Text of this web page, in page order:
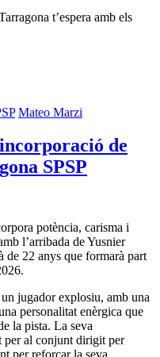
t’espera amb els
Mateo Marzi
de
SPSP
potència, carisma i
l’arribada de Yusnier
de 22 anys que formarà part
jugador explosiu, amb una
personalitat enèrgica que
la pista. La seva
per al conjunt dirigit per